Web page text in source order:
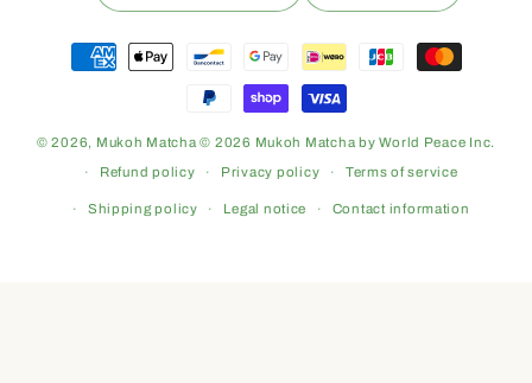
Payment
methods
© 2026, Mukoh Matcha © 2026 Mukoh Matcha by World Peace Inc.
Refund policy Privacy policy Terms of service
Shipping policy Legal notice Contact information